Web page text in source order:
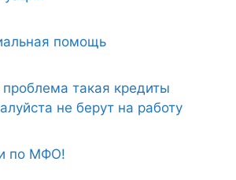
помощь
проблема такая кредиты
не берут на работу
по МФО!